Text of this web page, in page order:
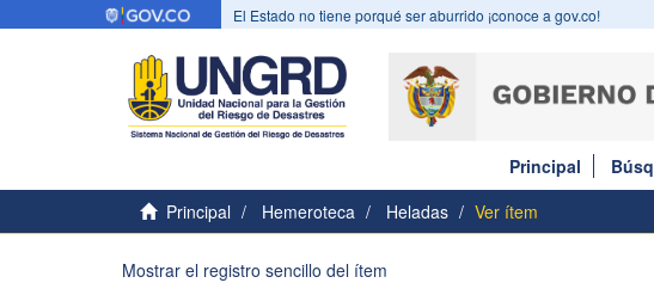
El Estado no tiene porqué ser aburrido ¡conoce a gov.co!
Principal
Principal
Hemeroteca Heladas Ver ítem
Mostrar el registro sencillo del ítem